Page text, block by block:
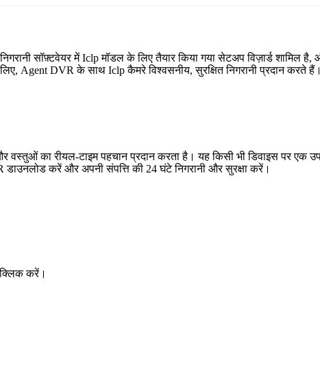
सॉफ़्टवेयर में Iclp मॉडल के लिए तैयार किया गया सेटअप विज़ार्ड
Agent DVR के साथ Iclp कैमरे विश्वसनीय, सुरक्षित निगरानी प्रदान करते हैं।
वस्तुओं का रीयल-टाइम पहचान प्रदान करता है। यह किसी भी डिवाइस पर एक
करें और अपनी संपत्ति की 24 घंटे निगरानी और सुरक्षा करें।
करें।